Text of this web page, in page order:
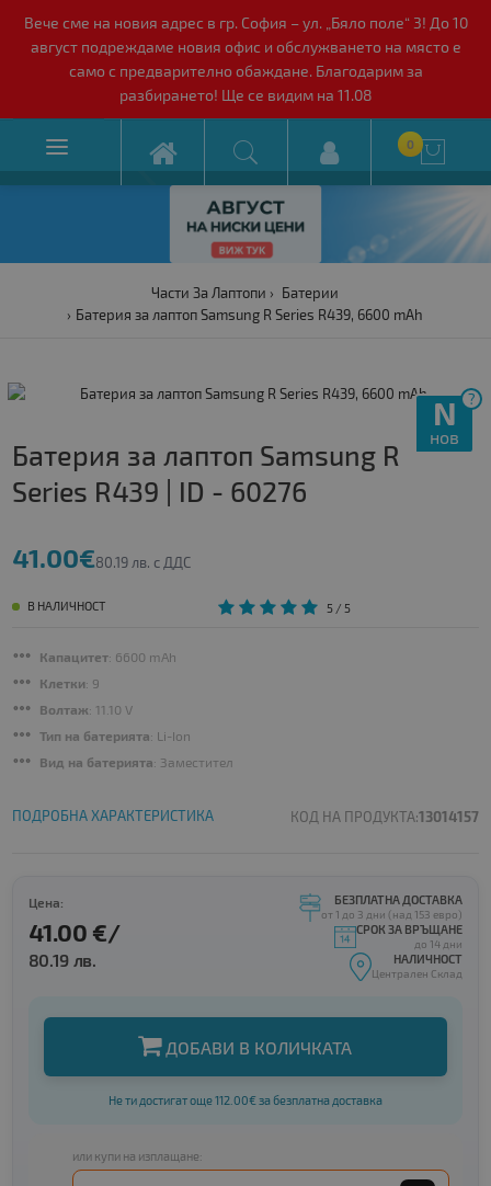
Вече сме на новия адрес в гр. София – ул. „Бяло поле“ 3! До 10
август подреждаме новия офис и обслужването на място е
само с предварително обаждане. Благодарим за
разбирането! Ще се видим на 11.08
 0 
Части За Лаптопи
Батерии
Батерия за лаптоп Samsung R Series R439, 6600 mAh
?
N
нов
Батерия за лаптоп Samsung R
Series R439 | ID - 60276
41.00€80.19 лв. с ДДС
В НАЛИЧНОСТ 5/ 5
Капацитет: 6600 mAh
Клетки: 9
Волтаж: 11.10 V
Тип на батерията: Li-Ion
Вид на батерията: Заместител
ПОДРОБНА ХАРАКТЕРИСТИКА КОД НА ПРОДУКТА:13014157
Цена:
41.00 €/
80.19 лв.
БЕЗПЛАТНА ДОСТАВКА
от 1 до 3 дни (над 153 евро)
СРОК ЗА ВРЪЩАНЕ
до 14 дни
НАЛИЧНОСТ
Централен Склад
ДОБАВИ В КОЛИЧКАТА
Не ти достигат още 112.00€ за безплатна доставка
или купи на изплащане: